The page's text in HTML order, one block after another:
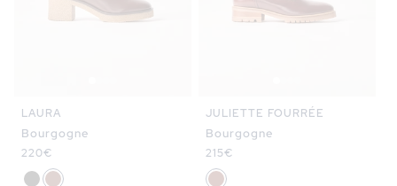
LAURA
Bourgogne
Prix
habituel
220€
JULIETTE FOURRÉE
Bourgogne
Prix
habituel
215€